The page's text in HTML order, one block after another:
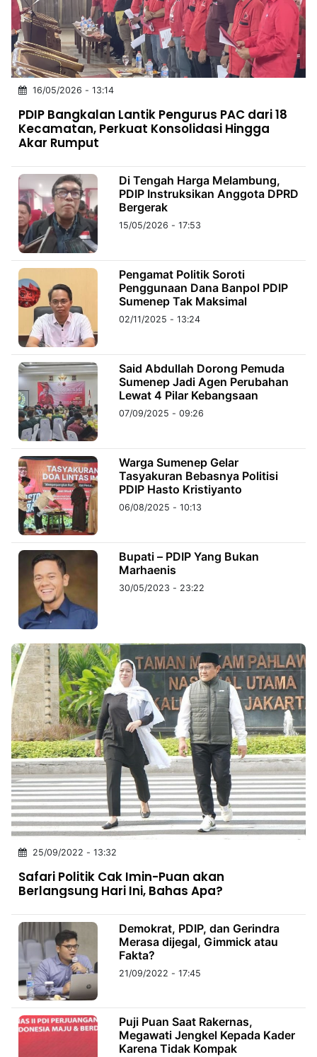
INDONESIA
Partner
NTB
Time
IDN
Jogja
Rakyat
News
Notice
Baru
Kabarbaru
Kabarbaru.co
2026
PT.
Kabarbaru
Media
Holding
16/05/2026 - 13:14
PDIP Bangkalan Lantik Pengurus PAC dari 18
Kecamatan, Perkuat Konsolidasi Hingga
Akar Rumput
Di Tengah Harga Melambung,
PDIP Instruksikan Anggota DPRD
Bergerak
15/05/2026 - 17:53
Pengamat Politik Soroti
Penggunaan Dana Banpol PDIP
Sumenep Tak Maksimal
02/11/2025 - 13:24
Said Abdullah Dorong Pemuda
Sumenep Jadi Agen Perubahan
Lewat 4 Pilar Kebangsaan
07/09/2025 - 09:26
Warga Sumenep Gelar
Tasyakuran Bebasnya Politisi
PDIP Hasto Kristiyanto
06/08/2025 - 10:13
Bupati – PDIP Yang Bukan
Marhaenis
30/05/2023 - 23:22
25/09/2022 - 13:32
Safari Politik Cak Imin-Puan akan
Berlangsung Hari Ini, Bahas Apa?
Demokrat, PDIP, dan Gerindra
Merasa dijegal, Gimmick atau
Fakta?
21/09/2022 - 17:45
Puji Puan Saat Rakernas,
Megawati Jengkel Kepada Kader
Karena Tidak Kompak